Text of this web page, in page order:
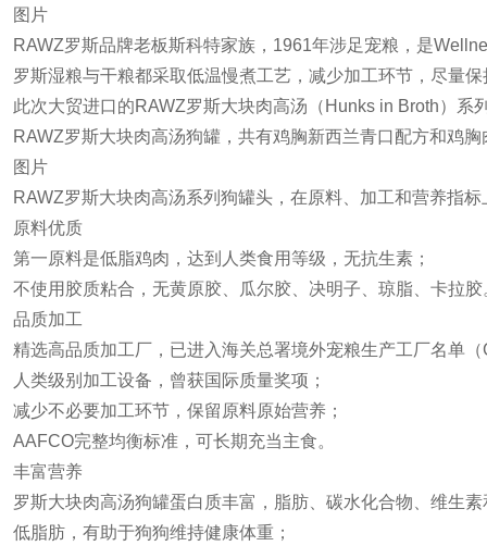
图片
RAWZ罗斯品牌老板斯科特家族，1961年涉足宠粮，是
罗斯湿粮与干粮都采取低温慢煮工艺，减少加工环节，尽量
此次大贸进口的RAWZ罗斯大块肉高汤（Hunks in Broth）
RAWZ罗斯大块肉高汤狗罐，共有鸡胸新西兰青口配方和鸡
图片
RAWZ罗斯大块肉高汤系列狗罐头，在原料、加工和营养指
原料优质
第一原料是低脂鸡肉，达到人类食用等级，无抗生素；
不使用胶质粘合，无黄原胶、瓜尔胶、决明子、琼脂、卡拉胶
品质加工
精选高品质加工厂，已进入海关总署境外宠粮生产工厂名单
人类级别加工设备，曾获国际质量奖项；
减少不必要加工环节，保留原料原始营养；
AAFCO完整均衡标准，可长期充当主食。
丰富营养
罗斯大块肉高汤狗罐蛋白质丰富，脂肪、碳水化合物、维生
低脂肪，有助于狗狗维持健康体重；